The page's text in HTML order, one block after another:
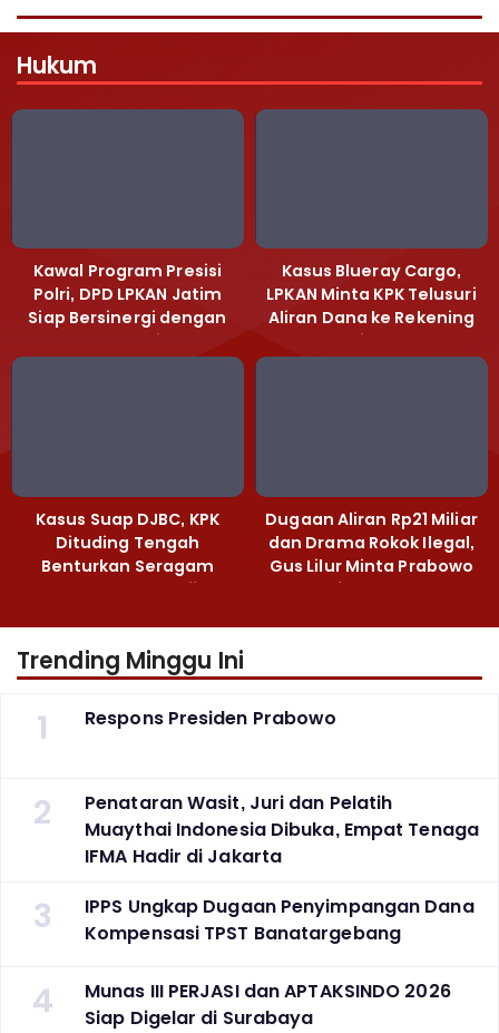
Hukum
Kawal Program Presisi
Polri, DPD LPKAN Jatim
Siap Bersinergi dengan
Polda Jatim
Kasus Blueray Cargo,
LPKAN Minta KPK Telusuri
Aliran Dana ke Rekening
Heri Black
Kasus Suap DJBC, KPK
Dituding Tengah
Benturkan Seragam
Cokelat dengan Hijau
Dugaan Aliran Rp21 Miliar
dan Drama Rokok Ilegal,
Gus Lilur Minta Prabowo
Bertindak Tegas
Trending Minggu Ini
1 Respons Presiden Prabowo
2
Penataran Wasit, Juri dan Pelatih
Muaythai Indonesia Dibuka, Empat Tenaga
IFMA Hadir di Jakarta
3
IPPS Ungkap Dugaan Penyimpangan Dana
Kompensasi TPST Banatargebang
4
Munas III PERJASI dan APTAKSINDO 2026
Siap Digelar di Surabaya